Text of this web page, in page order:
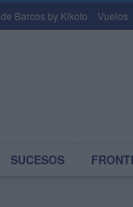
Barcos by Kikoto Vuelos
SUCESOS